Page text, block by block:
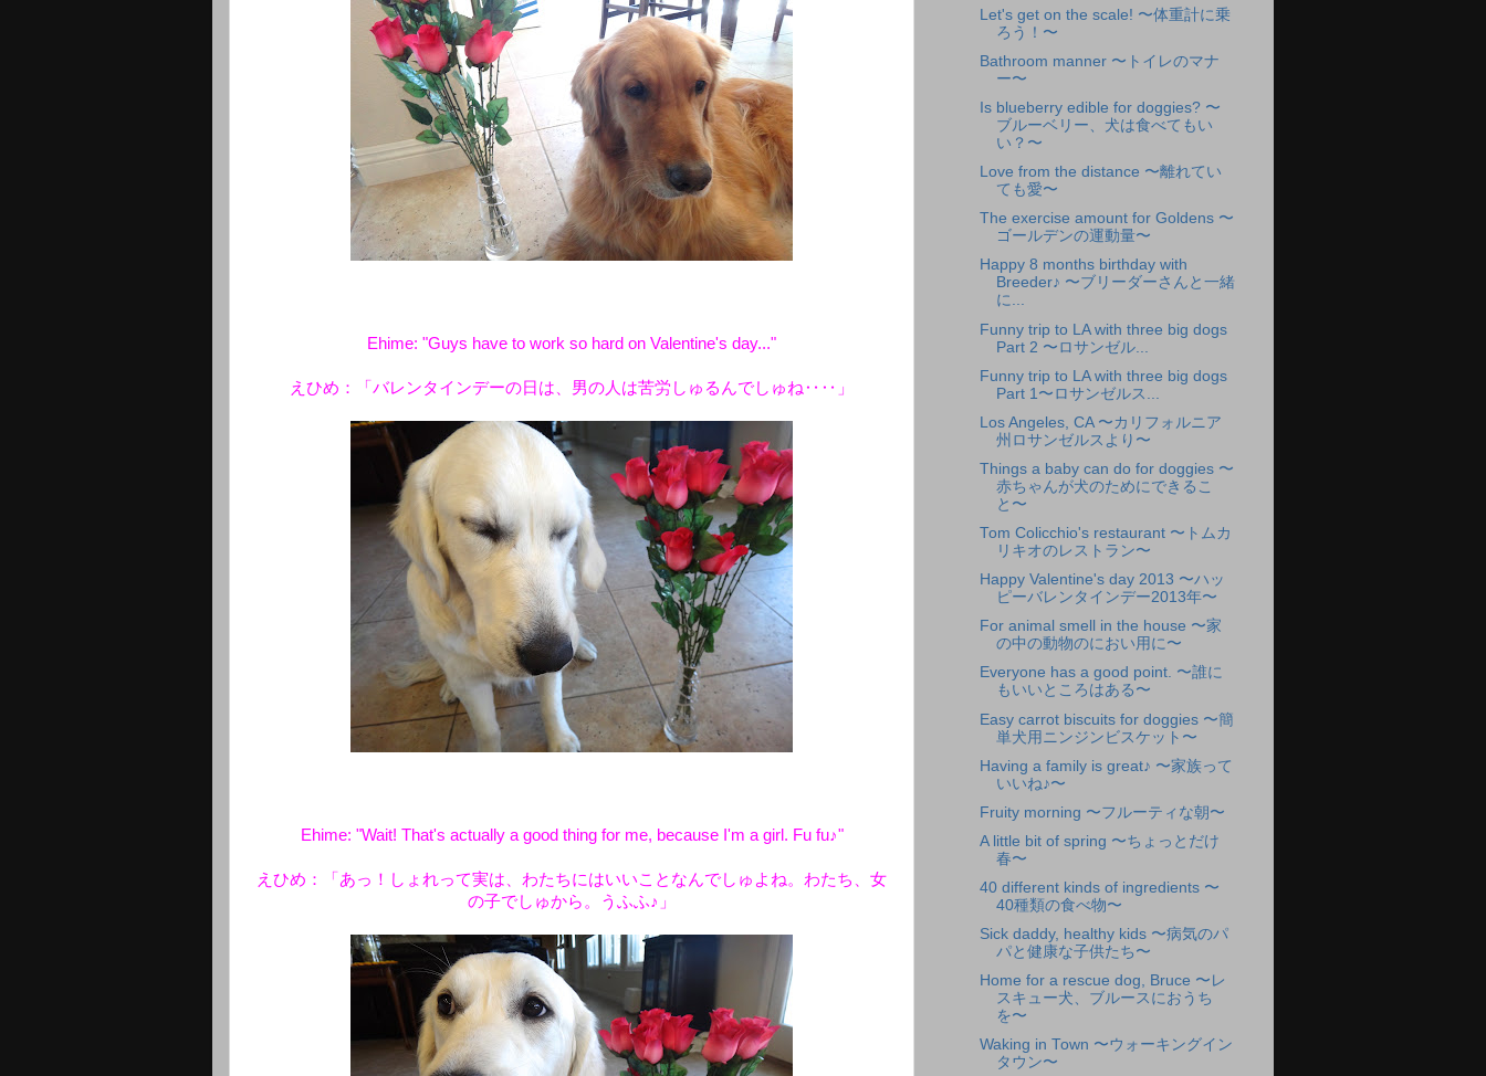
Ehime: "Guys have to work so hard on Valentine's day..."
えひめ：「バレンタインデーの日は、男の人は苦労しゅるんでしゅね‥‥」
Ehime: "Wait! That's actually a good thing for me, because I'm a girl. Fu fu♪"
えひめ：「あっ！しょれって実は、わたちにはいいことなんでしゅよね。わたち、女
の子でしゅから。うふふ♪」
Let's get on the scale! 〜体重計に乗
ろう！〜
Bathroom manner 〜トイレのマナ
ー〜
Is blueberry edible for doggies? 〜
ブルーベリー、犬は食べてもい
い？〜
Love from the distance 〜離れてい
ても愛〜
The exercise amount for Goldens 〜
ゴールデンの運動量〜
Happy 8 months birthday with
Breeder♪ 〜ブリーダーさんと一緒
に...
Funny trip to LA with three big dogs
Part 2 〜ロサンゼル...
Funny trip to LA with three big dogs
Part 1〜ロサンゼルス...
Los Angeles, CA 〜カリフォルニア
州ロサンゼルスより〜
Things a baby can do for doggies 〜
赤ちゃんが犬のためにできるこ
と〜
Tom Colicchio's restaurant 〜トムカ
リキオのレストラン〜
Happy Valentine's day 2013 〜ハッ
ピーバレンタインデー2013年〜
For animal smell in the house 〜家
の中の動物のにおい用に〜
Everyone has a good point. 〜誰に
もいいところはある〜
Easy carrot biscuits for doggies 〜簡
単犬用ニンジンビスケット〜
Having a family is great♪ 〜家族って
いいね♪〜
Fruity morning 〜フルーティな朝〜
A little bit of spring 〜ちょっとだけ
春〜
40 different kinds of ingredients 〜
40種類の食べ物〜
Sick daddy, healthy kids 〜病気のパ
パと健康な子供たち〜
Home for a rescue dog, Bruce 〜レ
スキュー犬、ブルースにおうち
を〜
Waking in Town 〜ウォーキングイン
タウン〜